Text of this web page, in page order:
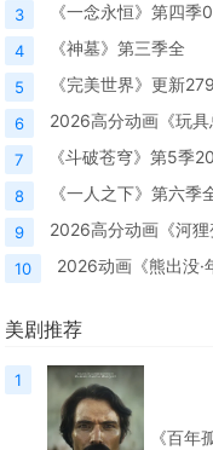
3 《一念永恒》第四季
4 《神墓》第三季全
5 《完美世界》更新279
6 2026高分动画《玩
7 《斗破苍穹》第5季
8 《一人之下》第六季
9 2026高分动画《河
10 2026动画《熊出没·
美剧推荐
1
《百年